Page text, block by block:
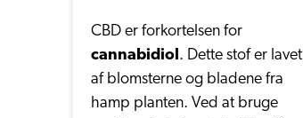
CBD er forkortelsen for
cannabidiol. Dette stof er lavet
af blomsterne og bladene fra
hamp planten. Ved at bruge